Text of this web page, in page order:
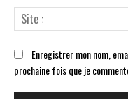
Enregistrer mon nom,
prochaine fois que je